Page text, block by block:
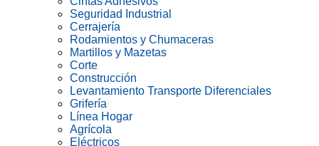
Seguridad Industrial
Cerrajería
Rodamientos y Chumaceras
Martillos y Mazetas
Corte
Construcción
Levantamiento Transporte Diferenciales
Grifería
Línea Hogar
Agrícola
Eléctricos